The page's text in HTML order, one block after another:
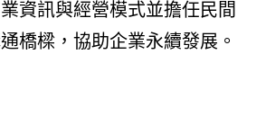
資訊與經營模式並擔任民間
橋樑，協助企業永續發展。